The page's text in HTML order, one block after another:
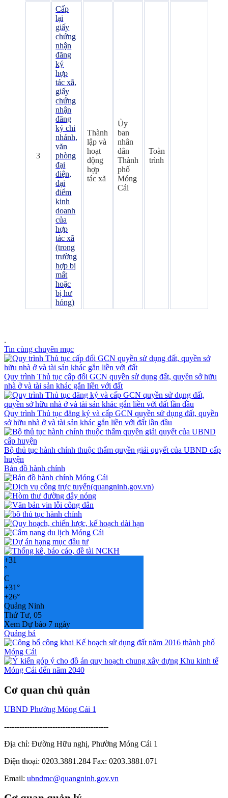
3
Cấp
lại
giấy
chứng
nhận
đăng
ký
hợp
tác xã,
giấy
chứng
nhận
đăng
ký chi
nhánh,
văn
phòng
đại
diện,
đại
điểm
kinh
doanh
của
hợp
tác xã
(trong
trường
hợp bị
mất
hoặc
bị hư
hỏng)
Thành
lập và
hoạt
động
hợp
tác xã
Ủy
ban
nhân
dân
Thành
phố
Móng
Cái
Toàn
trình
.
Tin cùng chuyên mục
Quy trình Thủ tục cấp đổi GCN quyền sử dụng đất, quyền sở hữu
nhà ở và tài sản khác gắn liền với đất
Quy trình Thủ tục đăng ký và cấp GCN quyền sử dụng đất, quyền
sở hữu nhà ở và tài sản khác gắn liền với đất lần đầu
Bộ thủ tục hành chính thuộc thẩm quyền giải quyết của UBND cấp
huyện
Bản đồ hành chính
+31
°
C
+31°
+26°
Quảng Ninh
Thứ Tư, 05
Xem Dự báo 7 ngày
Quảng bá
Cơ quan chủ quản
UBND Phường Móng Cái 1
-----------------------------------------
Địa chỉ: Đường Hữu nghị, Phường Móng Cái 1
Điện thoại: 0203.3881.284 Fax: 0203.3881.071
Email: ubndmc@quangninh.gov.vn